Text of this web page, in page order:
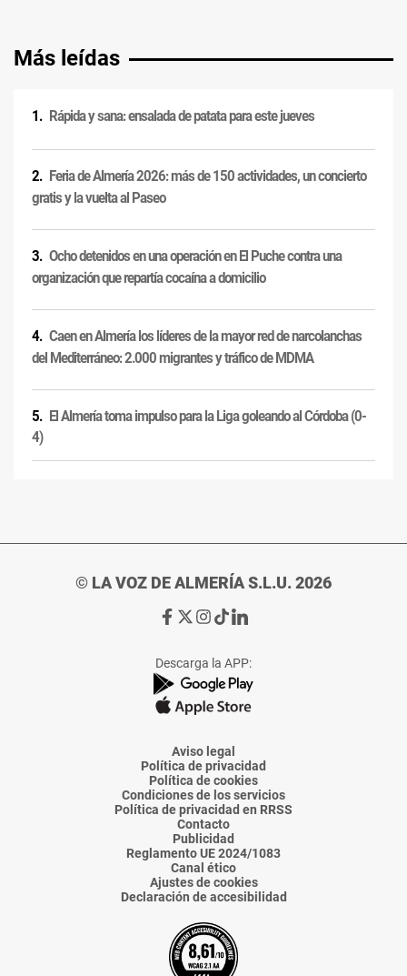
Más leídas
Rápida y sana: ensalada de patata para este jueves
Feria de Almería 2026: más de 150 actividades, un concierto
gratis y la vuelta al Paseo
Ocho detenidos en una operación en El Puche contra una
organización que repartía cocaína a domicilio
Caen en Almería los líderes de la mayor red de narcolanchas
del Mediterráneo: 2.000 migrantes y tráfico de MDMA
El Almería toma impulso para la Liga goleando al Córdoba (0-
4)
© LA VOZ DE ALMERÍA S.L.U. 2026
Ir
de
La
Voz
Almería
Ir
de
La
Voz
Almería
Ir
de
La
Voz
Almería
Ir
de
La
Voz
Almería
Ir
de
La
Voz
Descarga la APP:
Aviso legal
Política de privacidad
Política de cookies
Condiciones de los servicios
Política de privacidad en RRSS
Contacto
Publicidad
Reglamento UE 2024/1083
Canal ético
Ajustes de cookies
Declaración de accesibilidad